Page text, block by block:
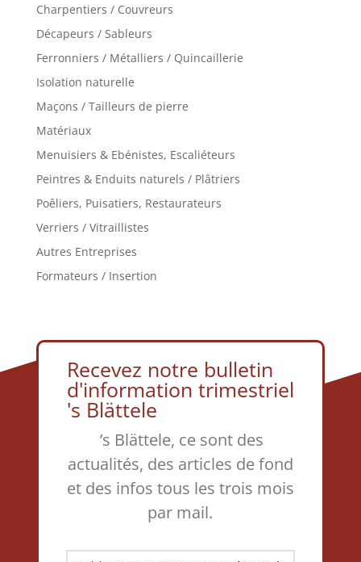
Charpentiers / Couvreurs
Décapeurs / Sableurs
Ferronniers / Métalliers / Quincaillerie
Isolation naturelle
Maçons / Tailleurs de pierre
Matériaux
Menuisiers & Ebénistes, Escaliéteurs
Peintres & Enduits naturels / Plâtriers
Poêliers, Puisatiers, Restaurateurs
Verriers / Vitraillistes
Autres Entreprises
Formateurs / Insertion
Recevez notre bulletin
d'information trimestriel
's Blättele
’s Blättele, ce sont des
actualités, des articles de fond
et des infos tous les trois mois
par mail.